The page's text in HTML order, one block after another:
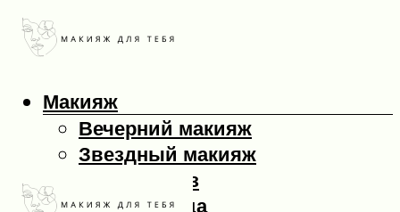
Макияж
Вечерний макияж
Звездный макияж
Макияж глаз
Макияж лица